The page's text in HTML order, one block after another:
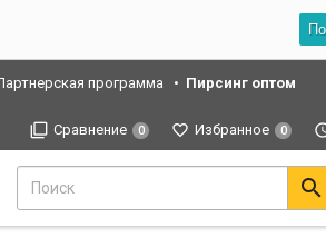
программа Пирсинг оптом
Сравнение 0 Избранное 0